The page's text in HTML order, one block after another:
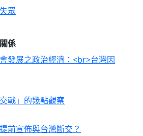
眾
係
發展之政治經濟：<br>台灣因
戰」的幾點觀察
前宣佈與台灣斷交？